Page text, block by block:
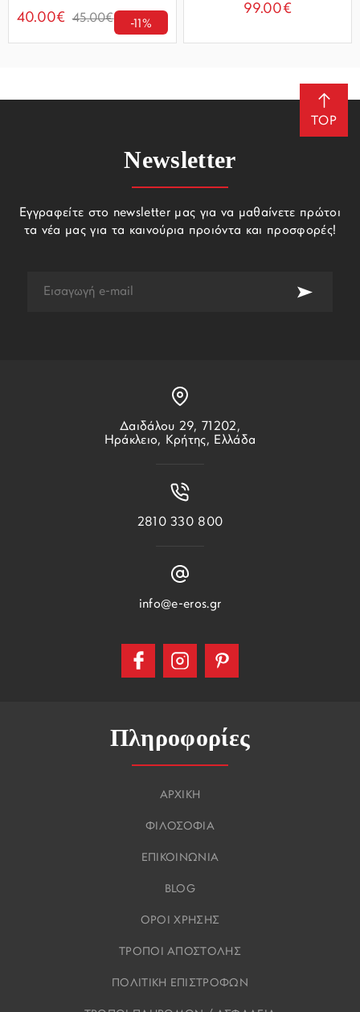
40.00€ 45.00€ -11%
99.00€
TOP
Πληροφορίες
ΑΡΧΙΚΗ
ΦΙΛΟΣΟΦΙΑ
ΕΠΙΚΟΙΝΩΝΙΑ
BLOG
ΟΡΟΙ ΧΡΗΣΗΣ
ΤΡΟΠΟΙ ΑΠΟΣΤΟΛΗΣ
ΠΟΛΙΤΙΚΗ ΕΠΙΣΤΡΟΦΩΝ
Δαιδάλου 29, 71202,
Ηράκλειο, Κρήτης, Ελλάδα
2810 330 800
info@e-eros.gr
Newsletter
Εγγραφείτε στο newsletter μας για να μαθαίνετε πρώτοι
τα νέα μας για τα καινούρια προιόντα και προσφορές!